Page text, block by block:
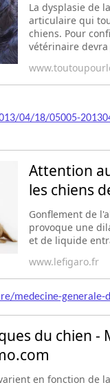
La dysplasie de
articulaire qui
chiens. Pour
vétérinaire
04/18/05005-
Attention
les chiens
Gonflement de
provoque une
et de liquide
www.lefigaro.fr
medecine-generale-
du chien -
en fonction de